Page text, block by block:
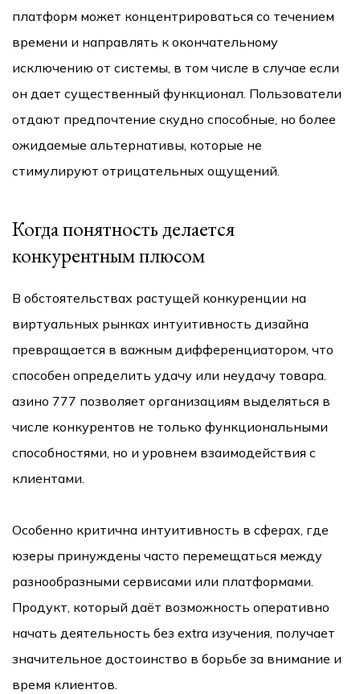
платформ может концентрироваться со течением
времени и направлять к окончательному
исключению от системы, в том числе в случае если
он дает существенный функционал. Пользователи
отдают предпочтение скудно способные, но более
ожидаемые альтернативы, которые не
стимулируют отрицательных ощущений.
Когда понятность делается
конкурентным плюсом
В обстоятельствах растущей конкуренции на
виртуальных рынках интуитивность дизайна
превращается в важным дифференциатором, что
способен определить удачу или неудачу товара.
азино 777 позволяет организациям выделяться в
числе конкурентов не только функциональными
способностями, но и уровнем взаимодействия с
клиентами.
Особенно критична интуитивность в сферах, где
юзеры принуждены часто перемещаться между
разнообразными сервисами или платформами.
Продукт, который даёт возможность оперативно
начать деятельность без extra изучения, получает
значительное достоинство в борьбе за внимание и
время клиентов.